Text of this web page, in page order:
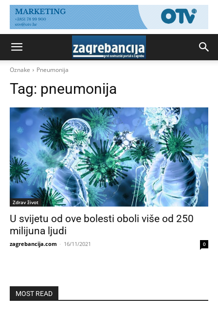
Oznake Pneumonija
Tag: pneumonija
Zdrav život
U svijetu od ove bolesti oboli više od 250
milijuna ljudi
zagrebancija.com - 16/11/2021 0
MOST READ